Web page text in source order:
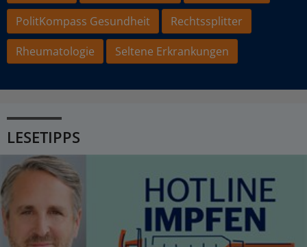
PolitKompass Gesundheit
Rechtssplitter
Rheumatologie
Seltene Erkrankungen
LESETIPPS